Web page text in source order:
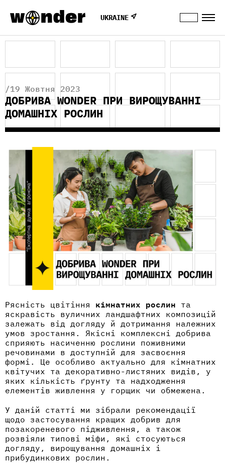
UKRAINE
/19 Жовтня 2023
ДОБРИВА WONDER ПРИ ВИРОЩУВАННІ
ДОМАШНІХ РОСЛИН
Рясність цвітіння кімнатних рослин та
яскравість вуличних ландшафтних композицій
залежать від догляду й дотримання належних
умов зростання. Якісні комплексні добрива
сприяють насиченню рослини поживними
речовинами в доступній для засвоєння
формі. Це особливо актуально для кімнатних
квітучих та декоративно-листяних видів, у
яких кількість ґрунту та надходження
елементів живлення у горщик чи обмежена.
У даній статті ми зібрали рекомендації
щодо застосування кращих добрив для
позакореневого підживлення, а також
розвіяли типові міфи, які стосуються
догляду, вирощування домашніх і
прибудинкових рослин.